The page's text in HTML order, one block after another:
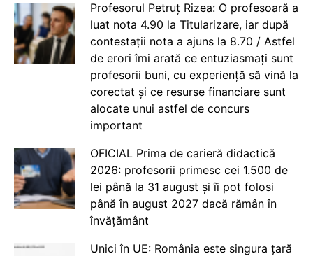
Profesorul Petruț Rizea: O profesoară a
luat nota 4.90 la Titularizare, iar după
contestații nota a ajuns la 8.70 / Astfel
de erori îmi arată ce entuziasmați sunt
profesorii buni, cu experiență să vină la
corectat și ce resurse financiare sunt
alocate unui astfel de concurs
important
OFICIAL Prima de carieră didactică
2026: profesorii primesc cei 1.500 de
lei până la 31 august și îi pot folosi
până în august 2027 dacă rămân în
învățământ
Unici în UE: România este singura țară